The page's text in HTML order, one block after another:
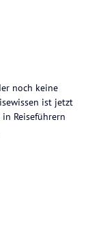
noch keine
ist jetzt
Reiseführern